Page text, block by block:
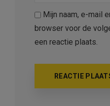
Mijn naam, e-mail
browser voor de
een reactie plaats.